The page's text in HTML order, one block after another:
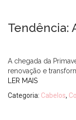
Tendência:
A chegada da
renovação e
LER MAIS
Categoria: Cabelos,